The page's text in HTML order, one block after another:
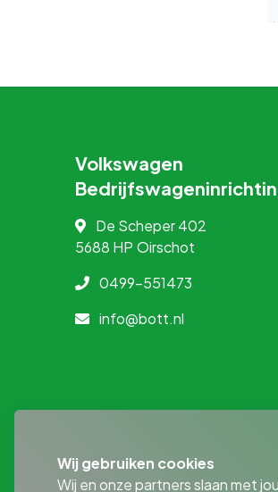
Volkswagen
De Scheper 402
5688 HP Oirschot
0499-551473
info@bott.nl
Wij gebruiken cookies
Wij en onze partners slaan met